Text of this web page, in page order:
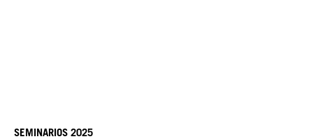
SEMINARIOS 2025